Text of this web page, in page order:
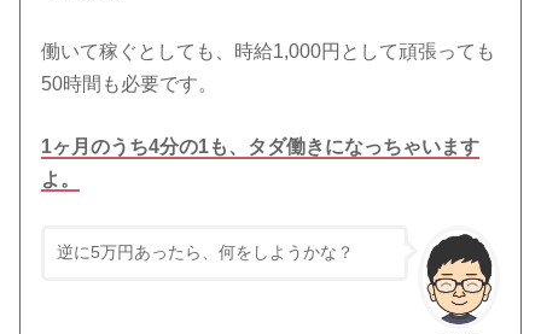
働いて稼ぐとしても、時給1,000円として頑張っても
50時間も必要です。
1ヶ月のうち4分の1も、タダ働きになっちゃいます
よ。
逆に5万円あったら、何をしようかな？